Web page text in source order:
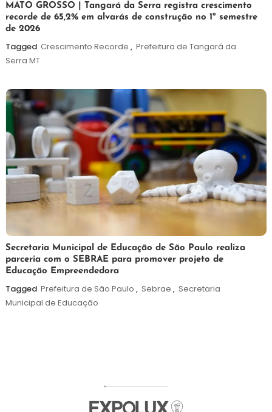
5
de
agosto
de
2026
Maurilio
MATO GROSSO | Tangará da Serra registra crescimento
recorde de 65,2% em alvarás de construção no 1º semestre
de 2026
Tagged Crescimento Recorde , Prefeitura de Tangará da
Serra MT
5
de
agosto
de
2026
Maurilio
Secretaria Municipal de Educação de São Paulo realiza
parceria com o SEBRAE para promover projeto de
Educação Empreendedora
Tagged Prefeitura de São Paulo , Sebrae , Secretaria
Municipal de Educação